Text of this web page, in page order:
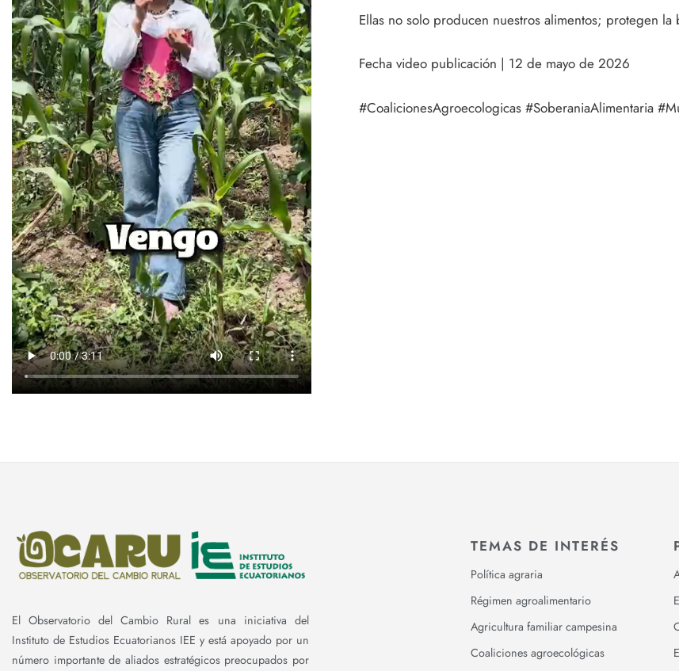
Ellas no solo producen nuestros alimentos; protegen
Fecha video publicación | 12 de mayo de 2026
#CoalicionesAgroecologicas #SoberaniaAlimentaria
El Observatorio del Cambio Rural es una iniciativa del
Instituto de Estudios Ecuatorianos IEE y está apoyado por un
número importante de aliados estratégicos preocupados por
TEMAS DE INTERÉS
Política agraria
Régimen agroalimentario
Agricultura familiar campesina
Coaliciones agroecológicas